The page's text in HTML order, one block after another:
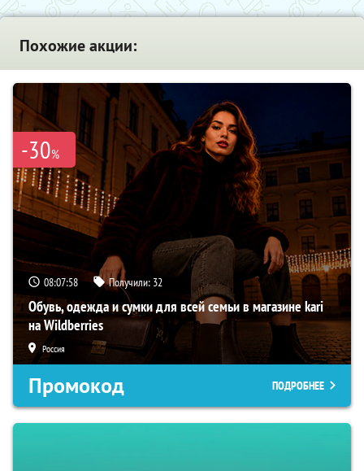
Похожие акции:
-30%
08:07:57 Получили: 32
Обувь, одежда и сумки для всей семьи в магазине kari
на Wildberries
Россия
Промокод ПОДРОБНЕЕ